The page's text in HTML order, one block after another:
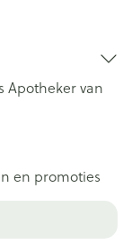
Apotheker van
en promoties